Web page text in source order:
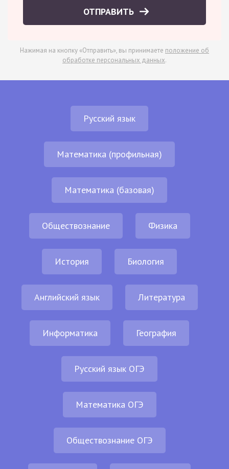
ОТПРАВИТЬ
Нажимая на кнопку «Отправить», вы принимаете положение об
обработке персональных данных.
Русский язык
Математика (профильная)
Математика (базовая)
Обществознание Физика
История Биология
Английский язык Литература
Информатика География
Русский язык ОГЭ
Математика ОГЭ
Обществознание ОГЭ